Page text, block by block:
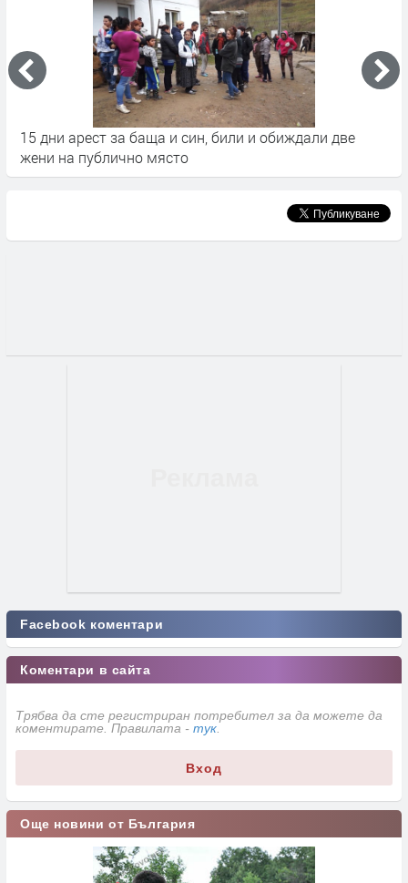
15 дни арест за баща и син, били и обиждали две
жени на публично място
Facebook коментари
Коментари в сайта
Трябва да сте регистриран потребител за да можете да
коментирате. Правилата - тук
Вход
Още новини от България